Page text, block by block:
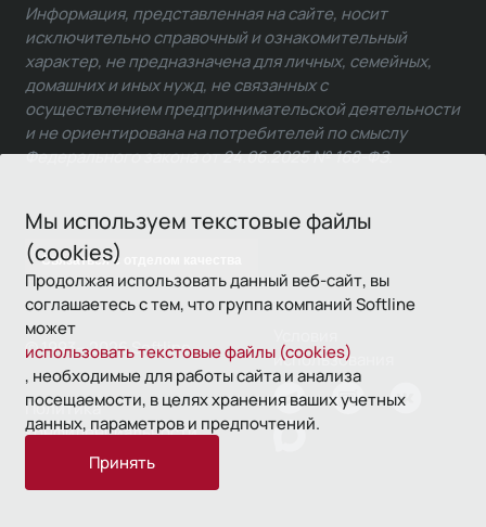
Мы используем текстовые файлы
(cookies)
Продолжая использовать данный веб-сайт, вы
соглашаетесь с тем, что группа компаний Softline
может
использовать текстовые файлы (cookies)
, необходимые для работы сайта и анализа
посещаемости, в целях хранения ваших учетных
данных, параметров и предпочтений.
Принять
Связаться с отделом качества
Информация, представленная на сайте, носит
исключительно справочный и ознакомительный
характер, не предназначена для личных, семейных,
домашних и иных нужд, не связанных с
осуществлением предпринимательской деятельности
и не ориентирована на потребителей по смыслу
Федерального закона от 24.06.2025 № 168-ФЗ.
© 1993—2026 Softline
использования
Политика
конфиденциальности